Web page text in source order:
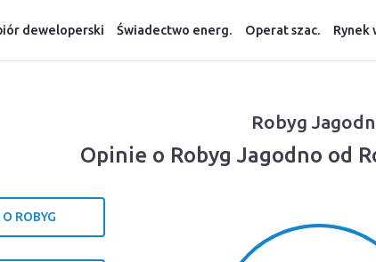
deweloperski Świadectwo energ. Operat szac. Rynek
Robyg
Opinie o Robyg Jagodno od
ROBYG